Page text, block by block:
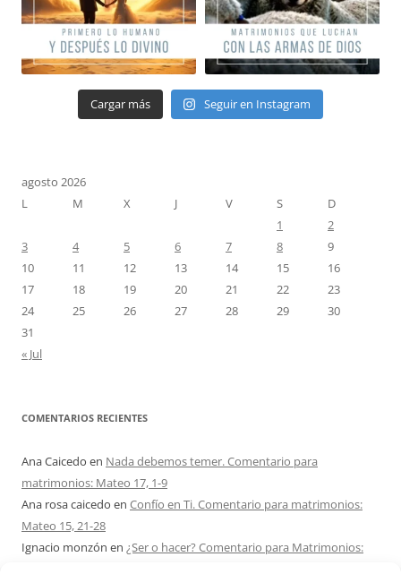
Cargar más Seguir en Instagram
agosto 2026
L
M X J V S
D
1
2
3
4 5 6 7 8
9
10
11 12 13 14 15
16
17
18 19 20 21 22
23
24
25 26 27 28 29
30
31
« Jul
COMENTARIOS RECIENTES
Ana Caicedo en Nada debemos temer. Comentario para
matrimonios: Mateo 17, 1-9
Ana rosa caicedo en Confío en Ti. Comentario para matrimonios:
Mateo 15, 21-28
Ignacio monzón en ¿Ser o hacer? Comentario para Matrimonios: